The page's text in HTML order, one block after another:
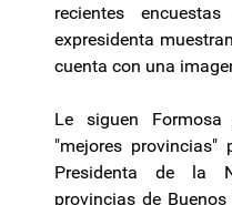
recientes
expresidenta
cuenta con una
Le siguen
"mejores
Presidenta de la
provincias de